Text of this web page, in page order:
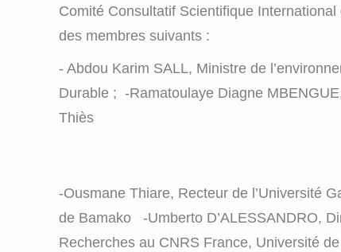
Comité Consultatif Scientifique
des membres suivants :
- Abdou Karim SALL, Ministre de
Durable ; -Ramatoulaye Diagne
Thiès
-Ousmane Thiare, Recteur de l’Université
de Bamako -Umberto D’ALESSANDRO,
Recherches au CNRS France, Université